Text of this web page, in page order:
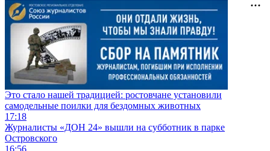
Это стало нашей традицией: ростовчане установили
самодельные поилки для бездомных животных
17:18
Журналисты «ДОН 24» вышли на субботник в парке
Островского